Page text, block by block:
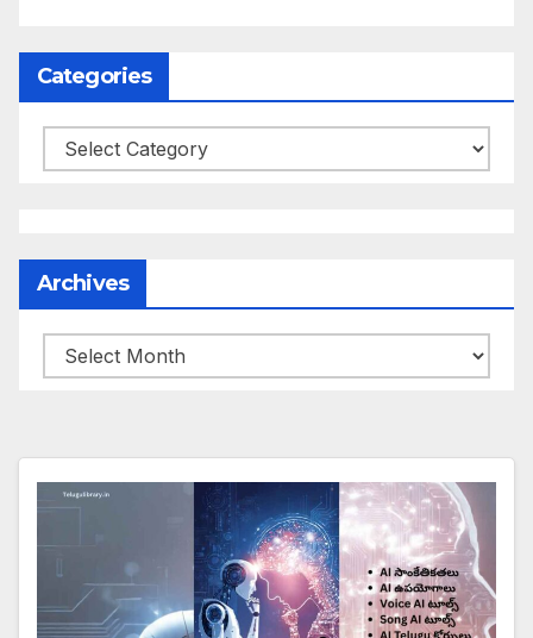
Categories
Categories
Archives
Archives